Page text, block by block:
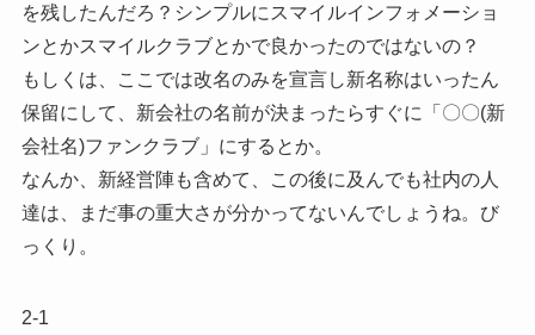
を残したんだろ？シンプルにスマイルインフォメーショ
ンとかスマイルクラブとかで良かったのではないの？
もしくは、ここでは改名のみを宣言し新名称はいったん
保留にして、新会社の名前が決まったらすぐに「〇〇(新
会社名)ファンクラブ」にするとか。
なんか、新経営陣も含めて、この後に及んでも社内の人
達は、まだ事の重大さが分かってないんでしょうね。び
っくり。
2-1